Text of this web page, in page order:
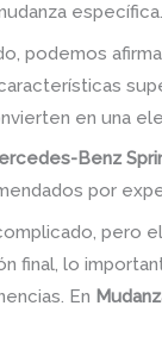
específica.
podemos
en una
Benz
por
final, lo
En